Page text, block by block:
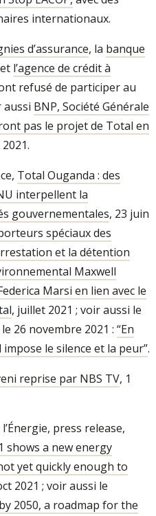
internationaux.
d’assurance, la banque
et l’agence de crédit à
refusé de participer au
aussi BNP, Société Générale
pas le projet de Total en
Total Ouganda : des
interpellent la
gouvernementales, 23 juin
spéciaux des
et la détention
Maxwell
Marsi en lien avec le
, juillet 2021 ; voir aussi le
26 novembre 2021 : “En
le silence et la peur”.
reprise par NBS TV, 1
press release,
shows a new energy
yet quickly enough to
2021 ; voir aussi le
2050, a roadmap for the